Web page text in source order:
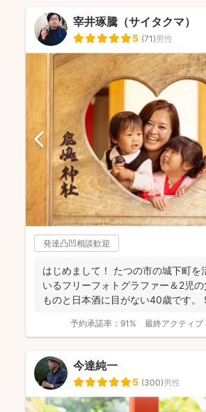
宰井琢騰（サイタクマ）
5 (71)男性
発達凸凹相談歓迎
はじめまして！ たつの市の城下町を
いるフリーフォトグラファー＆2児
ものと日本酒に目がない40歳です。
予約承諾率： 91% 最終アクティブ
今達純一
5 (300)男性